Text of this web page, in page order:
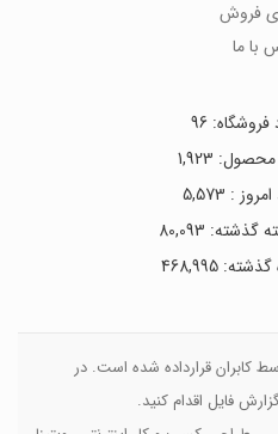
فروش
با ما
96
1,923
: 5,573
80,093
468,995
کابران قرارداده شده است. در
فایل اقدام کنید.